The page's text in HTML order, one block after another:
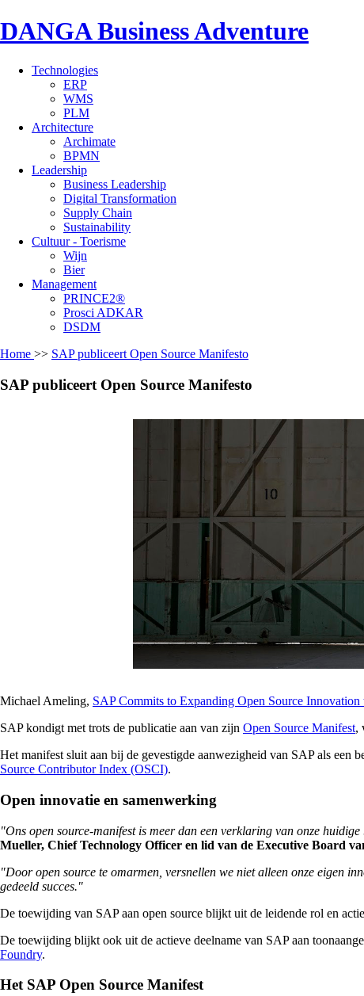
DANGA Business Adventure
Technologies
ERP
WMS
PLM
Architecture
Archimate
BPMN
Leadership
Business Leadership
Digital Transformation
Supply Chain
Sustainability
Cultuur - Toerisme
Wijn
Bier
Management
PRINCE2®
Prosci ADKAR
DSDM
Home >> SAP publiceert Open Source Manifesto
SAP publiceert Open Source Manifesto
Michael Ameling, SAP Commits to Expanding Open Source
SAP kondigt met trots de publicatie aan van zijn Open Source Manifest,
Het manifest sluit aan bij de gevestigde aanwezigheid van SAP als
Source Contributor Index (OSCI).
Open innovatie en samenwerking
"Ons open source-manifest is meer dan een verklaring van onze
Mueller, Chief Technology Officer en lid van de Executive Board
"Door open source te omarmen, versnellen we niet alleen onze eigen
gedeeld succes."
De toewijding van SAP aan open source blijkt uit de leidende rol en
De toewijding blijkt ook uit de actieve deelname van SAP aan
Foundry.
Het SAP Open Source Manifest